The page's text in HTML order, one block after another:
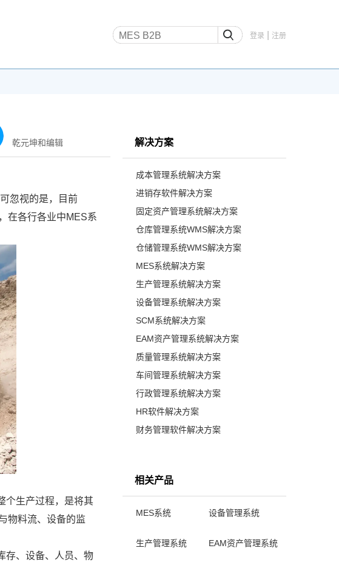
登录 注册
乾元坤和编辑
忽视的是，目前
在各行各业中MES系
个生产过程，是将其
物料流、设备的监
存、设备、人员、物
解决方案
成本管理系统解决方案
进销存软件解决方案
固定资产管理系统解决方案
仓库管理系统WMS解决方案
仓储管理系统WMS解决方案
MES系统解决方案
生产管理系统解决方案
设备管理系统解决方案
SCM系统解决方案
EAM资产管理系统解决方案
质量管理系统解决方案
车间管理系统解决方案
行政管理系统解决方案
HR软件解决方案
财务管理软件解决方案
相关产品
MES系统 设备管理系统
生产管理系统 EAM资产管理系统